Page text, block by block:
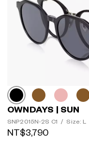
OWNDAYS | SUN
SNP2015N-2S C1 / Size: L
NT$3,790